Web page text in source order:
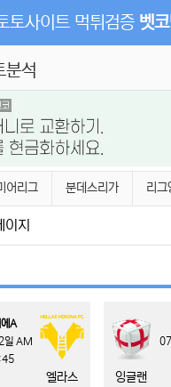
토사이트 먹튀검증 벳
분석
분석 분류 목록
어리그 분데스리가 리그
지
A
일 AM
엘라스 잉글랜